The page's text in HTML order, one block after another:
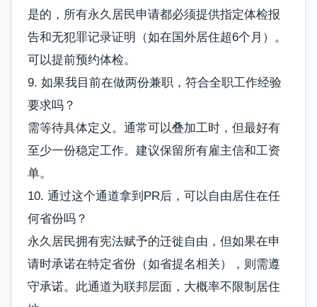
是的，所有永久居民申请都必须提供指定体检报
告和无犯罪记录证明（如在国外居住超6个月）。
可以提前预约体检。
9. 如果我目前在做两份兼职，符合全职工作经验
要求吗？
需等待具体定义。通常可以叠加工时，但最好有
至少一份稳定工作。建议保留所有雇主信和工资
单。
10. 通过这个通道拿到PR后，可以自由居住在任
何省份吗？
永久居民拥有宪法赋予的迁徙自由，但如果在申
请时承诺在特定省份（如省提名相关），则需遵
守承诺。此通道为联邦层面，大概率不限制居住